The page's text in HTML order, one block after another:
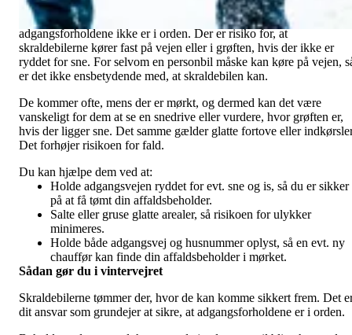
Vintermånederne sætter vores skraldemænd på overarbejde, hvis
adgangsforholdene ikke er i orden. Der er risiko for, at
skraldebilerne kører fast på vejen eller i grøften, hvis der ikke er
ryddet for sne. For selvom en personbil måske kan køre på vejen,
er det ikke ensbetydende med, at skraldebilen kan.
De kommer ofte, mens der er mørkt, og dermed kan det være
vanskeligt for dem at se en snedrive eller vurdere, hvor grøften er,
hvis der ligger sne. Det samme gælder glatte fortove eller
Det forhøjer risikoen for fald.
Du kan hjælpe dem ved at:
Holde adgangsvejen ryddet for evt. sne og is, så du er sikker
på at få tømt din affaldsbeholder.
Salte eller gruse glatte arealer, så risikoen for ulykker
minimeres.
Holde både adgangsvej og husnummer oplyst, så en evt. ny
chauffør kan finde din affaldsbeholder i mørket.
Sådan gør du i vintervejret
Skraldebilerne tømmer der, hvor de kan komme sikkert frem. Det
dit ansvar som grundejer at sikre, at adgangsforholdene er i orden.